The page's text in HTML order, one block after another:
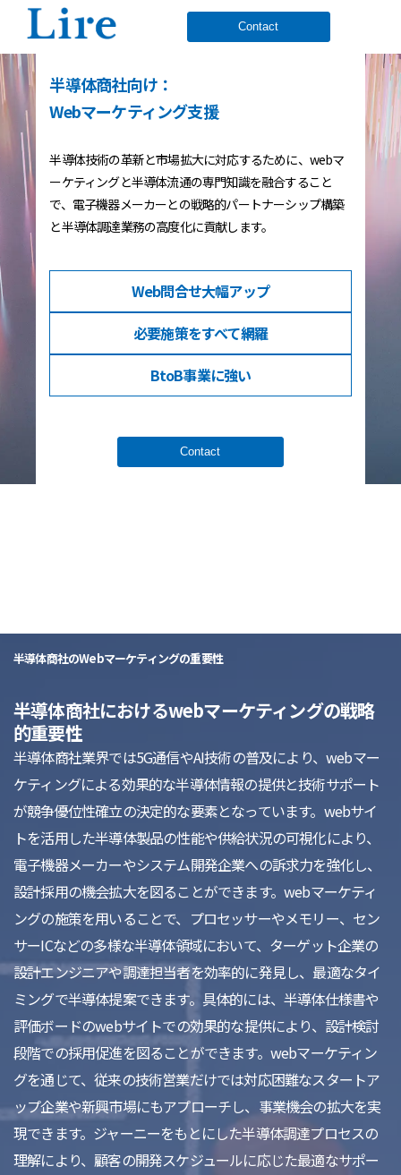
Contact
半導体商社向け：
Webマーケティング支援
半導体技術の革新と市場拡大に対応するために、webマ
ーケティングと半導体流通の専門知識を融合すること
で、電子機器メーカーとの戦略的パートナーシップ構築
と半導体調達業務の高度化に貢献します。
Web問合せ大幅アップ
必要施策をすべて網羅
BtoB事業に強い
Contact
半導体商社のWebマーケティングの重要性
半導体商社におけるwebマーケティングの戦略
的重要性
半導体商社業界では5G通信やAI技術の普及により、webマー
ケティングによる効果的な半導体情報の提供と技術サポート
が競争優位性確立の決定的な要素となっています。webサイ
トを活用した半導体製品の性能や供給状況の可視化により、
電子機器メーカーやシステム開発企業への訴求力を強化し、
設計採用の機会拡大を図ることができます。webマーケティ
ングの施策を用いることで、プロセッサーやメモリー、セン
サーICなどの多様な半導体領域において、ターゲット企業の
設計エンジニアや調達担当者を効率的に発見し、最適なタイ
ミングで半導体提案できます。具体的には、半導体仕様書や
評価ボードのwebサイトでの効果的な提供により、設計検討
段階での採用促進を図ることができます。webマーケティン
グを通じて、従来の技術営業だけでは対応困難なスタートア
ップ企業や新興市場にもアプローチし、事業機会の拡大を実
現できます。ジャーニーをもとにした半導体調達プロセスの
理解により、顧客の開発スケジュールに応じた最適なサポー